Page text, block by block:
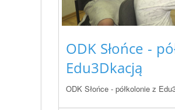
ODK Słońce -
Edu3Dkacją
ODK Słońce - półkolonie z